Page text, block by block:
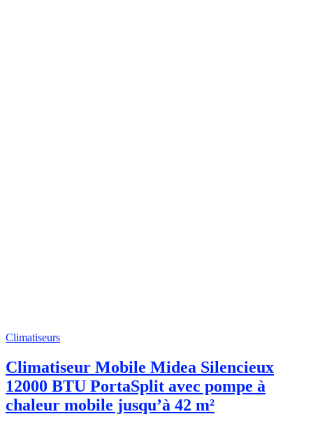
Climatiseurs
Climatiseur Mobile Midea Silencieux
12000 BTU PortaSplit avec pompe à
chaleur mobile jusqu’à 42 m²